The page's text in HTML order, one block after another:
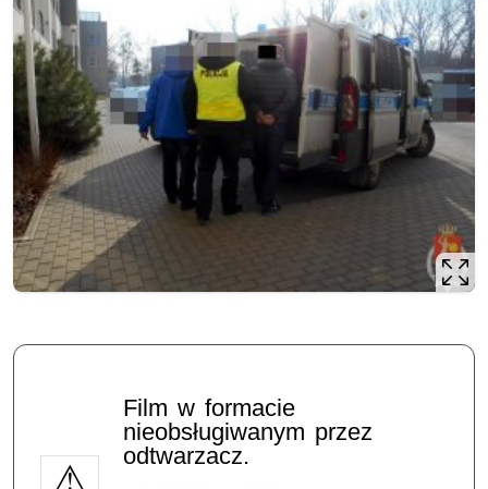
Film w formacie
nieobsługiwanym przez
odtwarzacz.